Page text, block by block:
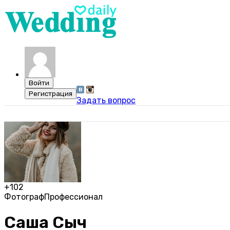
Задать вопрос
+102
ФотографПрофессионал
Саша Сыч